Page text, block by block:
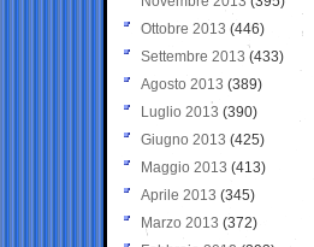
Ottobre 2013 (446)
Settembre 2013 (433)
Agosto 2013 (389)
Luglio 2013 (390)
Giugno 2013 (425)
Maggio 2013 (413)
Aprile 2013 (345)
Marzo 2013 (372)